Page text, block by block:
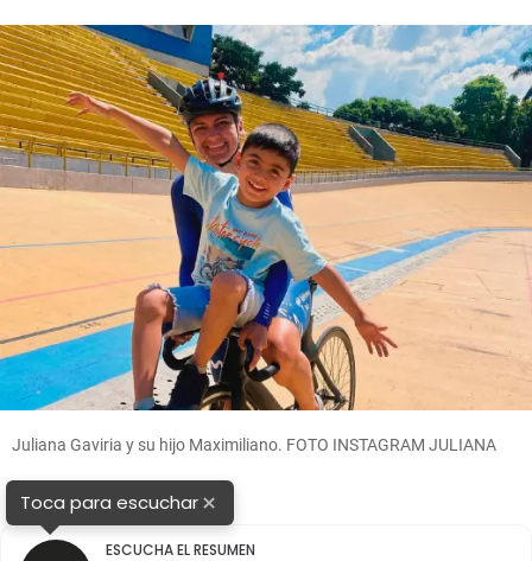
Juliana Gaviria y su hijo Maximiliano. FOTO INSTAGRAM JULIANA
Toca para escuchar×
ESCUCHA EL RESUMEN